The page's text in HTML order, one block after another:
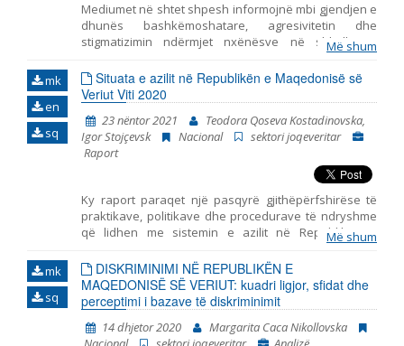
Мediumet në shtet shpesh informojnë mbi gjendjen e
dhunës bashkëmoshatare, agresivitetin dhe
stigmatizimin ndërmjet nxënësve në shkollat e
mesme, por mungojnë hulumtime empirike për lidhjen
kauzale ndërmjet qëndrimeve të këtilla dhe burimeve
të ndikimeve potenciale mbi formimin e tyre. Në
kontekst të ndodhive të fundit: pandemija, izolimi
social dhe mësimdhënia online, eventet e këtille nuk
munguan në botën offline, që tregon se roli i
mediumeve, në gjithë procesin, paraqet faktor të cilit
Më shum
mk
en
sq
Situata e azilit në Republikën e Maqedonisë së
Veriut Viti 2020
23 nëntor 2021
Teodora Qoseva Kostadinovska,
Igor Stojçevsk
Nacional
sektori joqeveritar
Raport
Ky raport paraqet një pasqyrë gjithëpërfshirëse të
praktikave, politikave dhe procedurave të ndryshme
që lidhen me sistemin e azilit në Republikën e
Maqedonisë së Veriut në vitin 2020.Raporti i potencon
sfidat kryesore me të cilat përballen azilkërkuesit dhe
refugjatët gjatë procedurës së azilit dhe gjatë
ushtrimit të të drejtave të tjera. Gjatë përgatitjes së
këtij dokumenti u përdorën: a) të dhënat e marra gjatë
përfaqësimit të azilkërkuesve, refugjatëve dhe
Më shum
mk
sq
DISKRIMINIMI NË REPUBLIKËN E
MAQEDONISË SË VERIUT: kuadri ligjor, sfidat dhe
perceptimi i bazave të diskriminimit
14 dhjetor 2020
Margarita Caca Nikollovska